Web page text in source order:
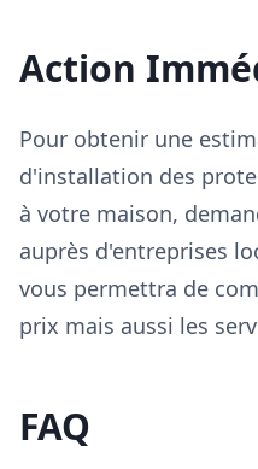
Action
Pour obtenir une
d'installation des
à votre maison,
auprès d'entreprises
vous permettra de
prix mais aussi les
FAQ